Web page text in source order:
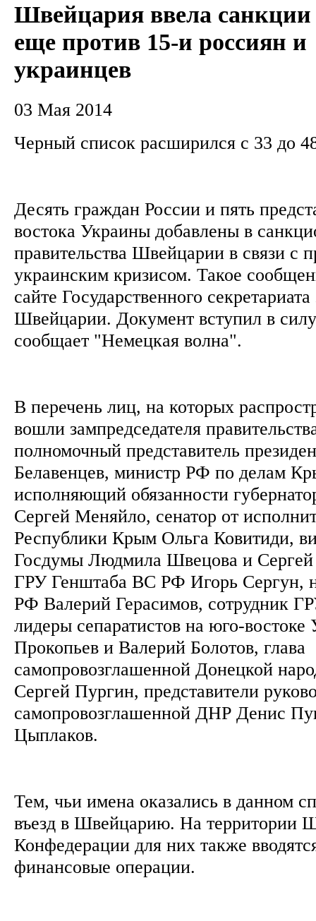
Швейцария ввела санкции
еще против 15-и россиян и
украинцев
03 Мая 2014
Черный список расширился с 33 до
Десять граждан России и пять
востока Украины добавлены в
правительства Швейцарии в связи с
украинским кризисом. Такое
сайте Государственного
Швейцарии. Документ вступил в
сообщает "Немецкая волна".
В перечень лиц, на которых
вошли зампредседателя
полномочный представитель
Белавенцев, министр РФ по делам
исполняющий обязанности
Сергей Меняйло, сенатор от
Республики Крым Ольга Ковитиди,
Госдумы Людмила Швецова и Сергей
ГРУ Генштаба ВС РФ Игорь Сергун,
РФ Валерий Герасимов, сотрудник
лидеры сепаратистов на юго-
Прокопьев и Валерий Болотов, глава
самопровозглашенной Донецкой
Сергей Пургин, представители
самопровозглашенной ДНР Денис
Цыплаков.
Тем, чьи имена оказались в данном
въезд в Швейцарию. На территории
Конфедерации для них также
финансовые операции.